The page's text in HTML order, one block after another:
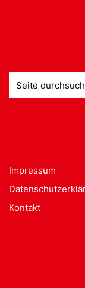
nach:
Impressum
Kontakt